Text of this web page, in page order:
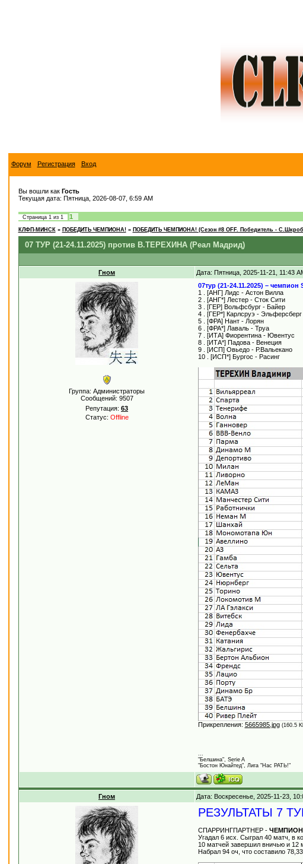
Форум Регистрация Вход
Вы вошли как Гость
Текущая дата: Пятница, 2026-08-07, 6:59 AM
Страница 1из 1 1
КЛФП-МИНСК » ПОБЕДИТЬ ЧЕМПИОНА! » ПОБЕДИТЬ ЧЕМПИОНА! (Сезон #8 OFF. Победитель -
07 ТУР (21-24.11.2025) против В.ТЕРЕХИНА (Реал Мадрид)
Гном Дата: Пятница, 2025-11-21, 11:43
Группа: Администраторы
Сообщений: 9507
Репутация: 63
Статус: Offline
07тур (21-24.11.2025) –
1 . [АНГ] Лидс - Астон Вилла
2 . [АНГ*] Лестер - Сток Сити
3 . [ГЕР] Вольфсбург - Байер
4 . [ГЕР*] Карлсруэ - Эльферсберг
5 . [ФРА] Нант - Лорян
6 . [ФРА*] Лаваль - Труа
7 . [ИТА] Фиорентина - Ювентус
8 . [ИТА*] Падова - Венеция
9 . [ИСП] Овьедо - Р.Вальекано
10 . [ИСП*] Бургос - Расинг
Прикрепления: 5665985.jpg (160.5
...
"Белшина", Serie A
"Бостон Юнайтед", Лига "Нас РАТЬ!"
Гном Дата: Воскресенье, 2025-11-23,
РЕЗУЛЬТАТЫ 7
СПАРРИНГПАРТНЕР - ЧЕМПИОН
Угадал 6 исх. Сыграл 40 матч, в
10 матчей завершил вничью и 12
Набрал 94 оч, что составило